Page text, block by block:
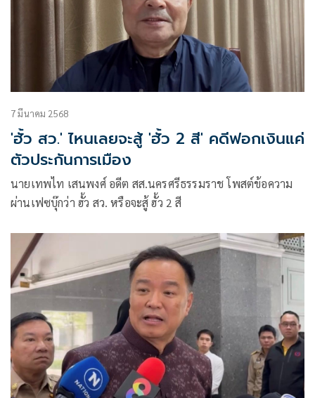
7 มีนาคม 2568
'ฮั้ว สว.' ไหนเลยจะสู้ 'ฮั้ว 2 สี' คดีฟอกเงินแค่
ตัวประกันการเมือง
นายเทพไท เสนพงศ์ อดีต สส.นครศรีธรรมราช โพสต์ข้อความ
ผ่านเฟซบุ๊กว่า ฮั้ว สว. หรือจะสู้ ฮั้ว 2 สี